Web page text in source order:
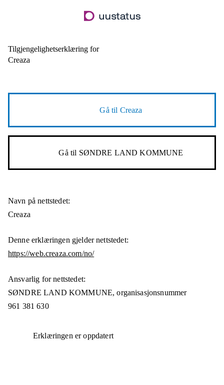
til
Tilgjengelighetserklæring for
Creaza
Gå til Creaza
Gå til SØNDRE LAND KOMMUNE
Navn på nettstedet:
Creaza
Denne erklæringen gjelder nettstedet:
https://web.creaza.com/no/
Ansvarlig for nettstedet:
SØNDRE LAND KOMMUNE,organisasjonsnummer
961 381 630
Erklæringen er oppdatert